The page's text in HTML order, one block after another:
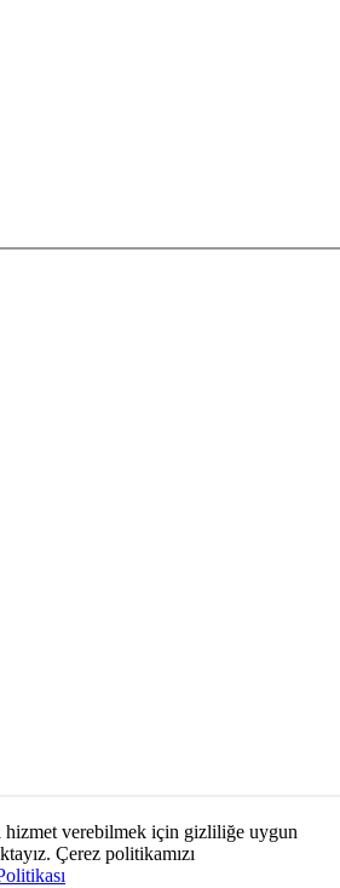
hizmet verebilmek için gizliliğe uygun
Çerez politikamızı